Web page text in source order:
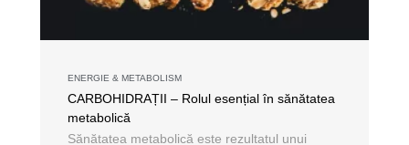
ENERGIE & METABOLISM
CARBOHIDRAȚII – Rolul esențial în sănătatea
metabolică
Sănătatea metabolică este rezultatul unui